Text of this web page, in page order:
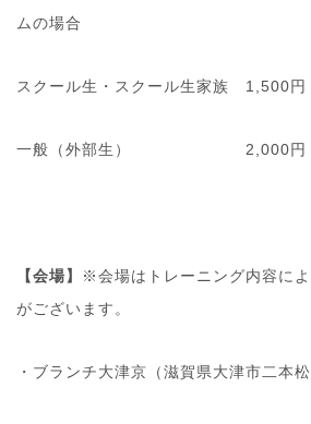
ムの場合
スクール生・スクール生家族 1,500円
一般（外部生） 2,000円
【会場】
※会場はトレーニング内容に
がございます。
・ブランチ大津京（滋賀県大津市二本松